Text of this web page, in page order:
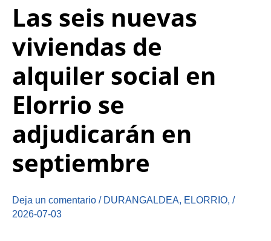
Las seis nuevas
viviendas de
alquiler social en
Elorrio se
adjudicarán en
septiembre
Deja un comentario / DURANGALDEA, ELORRIO, /
2026-07-03